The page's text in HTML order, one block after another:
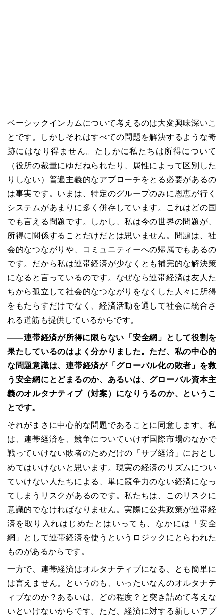
ベーシックインカムについて考えるのは大変興味深いこ
とです。しかしそれはすべての問題を解決するような奇
跡にはなり得ません。たしかに私たちは所得について
（役所の裁量にゆだねられたり、属性によって区別した
りしない）普遍主義的なアプローチをとる必要があるの
は事実です。いまは、特定のグループのみに恩恵が行く
システムがあまりに多く併存しています。これはどの国
でも言える問題です。しかし、私は今の世界の問題が、
所得に関係することだけだとは思いません。問題は、社
会的なつながりや、コミュニティーへの帰属でもあるの
です。だから私は連帯経済が少なくとも補完的な解決策
になると言っているのです。なぜなら連帯経済は友人た
ちから孤立して社会的なつながりをなくした人々に所得
をもたらすだけでなく、経済活動を通して社会に統合さ
れる道筋も提供しているからです。
――連帯経済が所得に限らない「安全網」として役割を
果たしているのはよく分かりました。ただ、私の中心的
な問題意識は、連帯経済が「グローバル化の敗者」を救
う安全網にとどまるのか、あるいは、グローバル資本主
義のオルタナティブ（対案）になりうるのか、というこ
とです。
それがまさに中心的な問題であることに同意します。私
は、連帯経済を、競争についていけず国際市場のなかで
戦っていけない敗者のためだけの「サブ経済」におとし
めてはいけないと思います。現実の経済のリズムについ
ていけない人たちによる、単に競争力のない経済になっ
てしまうリスクがあるのです。私たちは、このリスクに
意識的でなければなりません。実際に公共政策が連帯経
済を取り入れはじめたとはいっても、なかには「安全
網」として連帯経済を使うというロジックにとらわれた
ものがあるからです。
一方で、連帯経済はオルタナティブになる、とも簡単に
は言えません。というのも、いったいなんのオルタナテ
ィブなのか？あるいは、どの程度？と突き詰めて考えな
いといけないからです。ただ、経済に対する新しいアプ